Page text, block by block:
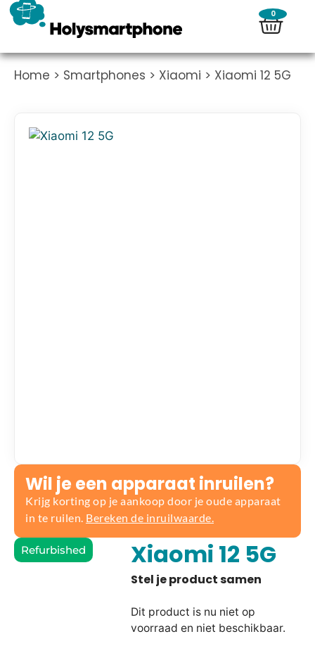
0
Home > Smartphones > Xiaomi > Xiaomi 12 5G
Wil je een apparaat inruilen?
Krijg korting op je aankoop door je oude apparaat
in te ruilen. Bereken de inruilwaarde.
Refurbished Xiaomi 12 5G
Dit product is nu niet op
voorraad en niet beschikbaar.